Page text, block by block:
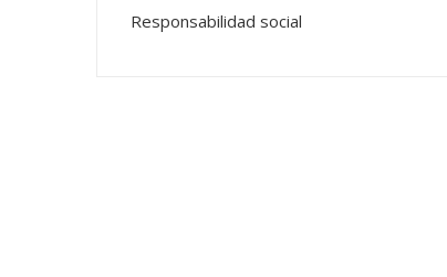
Responsabilidad social